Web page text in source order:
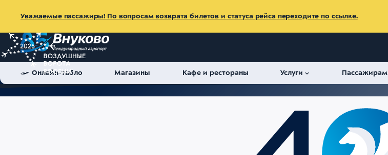
Уважаемые пассажиры! По вопросам возврата билетов и статуса рейса переходите по ссылке.
Онлайн-табло Магазины Кафе и рестораны Услуги Пассажирам